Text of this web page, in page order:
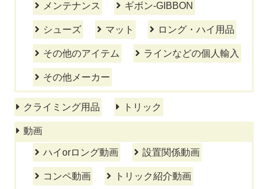
メンテナンス ギボン-GIBBON
シューズ マット ロング・ハイ用品
その他のアイテム ラインなどの個人輸入
その他メーカー
クライミング用品 トリック
動画
ハイorロング動画 設置関係動画
コンペ動画 トリック紹介動画